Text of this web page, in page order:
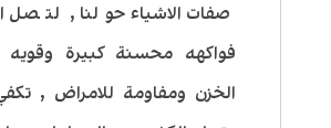
صفات الاشياء حولنا , لتصل
فواكهه محسنة كبيرة وقويه
الخزن ومفاومة للامراض ,